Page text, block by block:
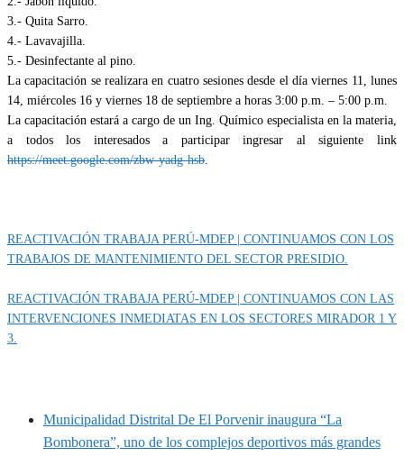
3.- Quita Sarro.
4.- Lavavajilla.
5.- Desinfectante al pino.
La capacitación se realizara en cuatro sesiones desde el día viernes 11, lunes
14, miércoles 16 y viernes 18 de septiembre a horas 3:00 p.m. – 5:00 p.m.
La capacitación estará a cargo de un Ing. Químico especialista en la materia,
a todos los interesados a participar ingresar al siguiente link
https://meet.google.com/zbw-yadg-hsb
REACTIVACIÓN TRABAJA PERÚ-MDEP | CONTINUAMOS CON LOS
TRABAJOS DE MANTENIMIENTO DEL SECTOR PRESIDIO.
REACTIVACIÓN TRABAJA PERÚ-MDEP | CONTINUAMOS CON LAS
INTERVENCIONES INMEDIATAS EN LOS SECTORES MIRADOR 1 Y
3.
Municipalidad Distrital De El Porvenir inaugura “La
Bombonera”, uno de los complejos deportivos más grandes